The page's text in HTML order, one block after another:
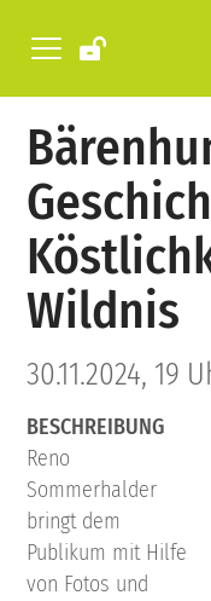
Wildnis
30.11.2024, 19
BESCHREIBUNG
Reno
Sommerhalder
bringt dem
Publikum mit Hilfe
von Fotos und